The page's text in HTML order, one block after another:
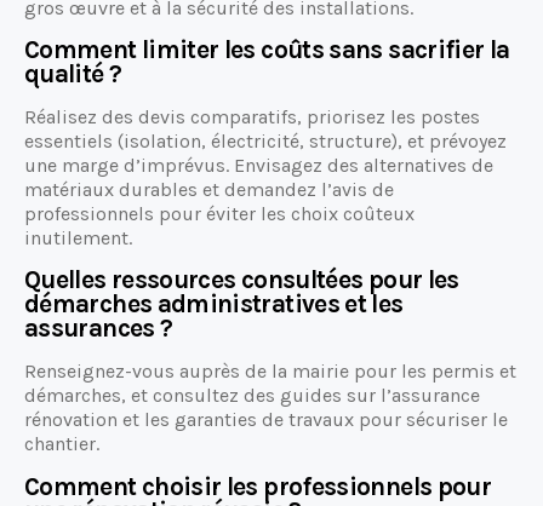
gros œuvre et à la sécurité des installations.
Comment limiter les coûts sans sacrifier la
qualité ?
Réalisez des devis comparatifs, priorisez les postes
essentiels (isolation, électricité, structure), et prévoyez
une marge d’imprévus. Envisagez des alternatives de
matériaux durables et demandez l’avis de
professionnels pour éviter les choix coûteux
inutilement.
Quelles ressources consultées pour les
démarches administratives et les
assurances ?
Renseignez-vous auprès de la mairie pour les permis et
démarches, et consultez des guides sur l’assurance
rénovation et les garanties de travaux pour sécuriser le
chantier.
Comment choisir les professionnels pour